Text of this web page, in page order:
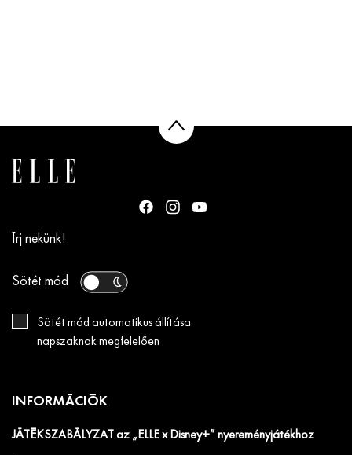
Írj nekünk!
Sötét mód
Sötét mód automatikus állítása
napszaknak megfelelően
INFORMÁCIÓK
JÁTÉKSZABÁLYZAT az „ELLE x Disney+” nyereményjátékhoz